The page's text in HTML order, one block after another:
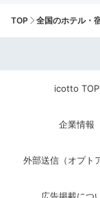
朝起きて熱い湯
庭園の中にある
TOP 全国のホテル・
icotto TOP
企業情報
外部送信（オプト
広告掲載につ